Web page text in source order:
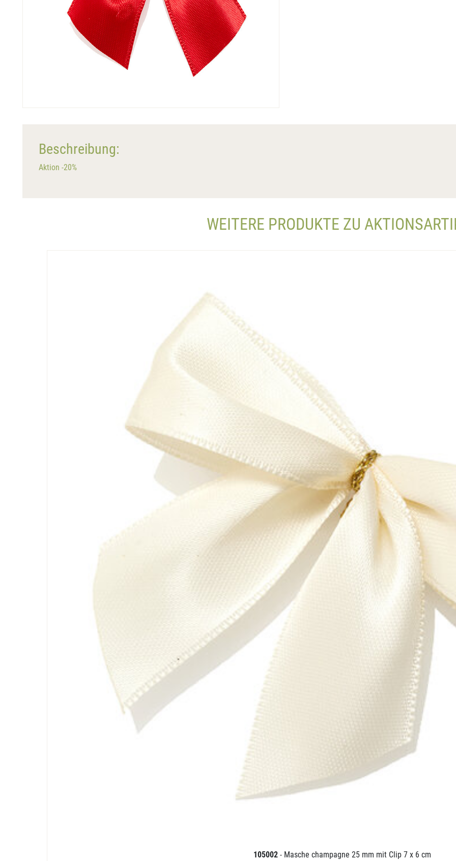
Beschreibung:
Aktion -20%
WEITERE PRODUKTE ZU
105002 - Masche champagne 25 mm mit Clip 7 x 6 cm